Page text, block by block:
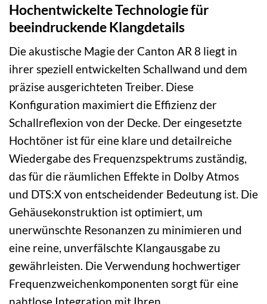
Hochentwickelte Technologie für
beeindruckende Klangdetails
Die akustische Magie der Canton AR 8 liegt in
ihrer speziell entwickelten Schallwand und dem
präzise ausgerichteten Treiber. Diese
Konfiguration maximiert die Effizienz der
Schallreflexion von der Decke. Der eingesetzte
Hochtöner ist für eine klare und detailreiche
Wiedergabe des Frequenzspektrums zuständig,
das für die räumlichen Effekte in Dolby Atmos
und DTS:X von entscheidender Bedeutung ist. Die
Gehäusekonstruktion ist optimiert, um
unerwünschte Resonanzen zu minimieren und
eine reine, unverfälschte Klangausgabe zu
gewährleisten. Die Verwendung hochwertiger
Frequenzweichenkomponenten sorgt für eine